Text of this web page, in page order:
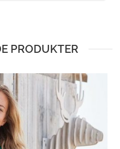
PRODUKTER